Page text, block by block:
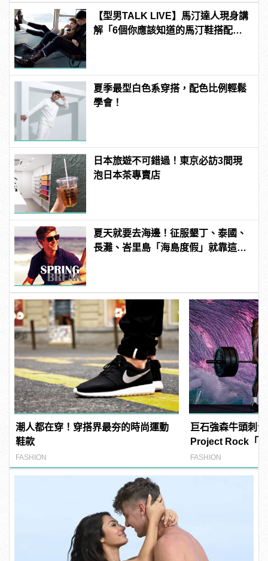
【型男TALK LIVE】馬汀達人現身講
解「6個你應該知道的馬汀鞋搭配密
夏季最型白色系穿搭，配色比例輕鬆
學會！
日本旅遊不可錯過！東京必訪3間現
泡日本茶專賣店
夏天就要去海邊！征服墾丁、泰國、
長灘、峇里島「海島度假」就靠這10
潮人都在穿！穿搭界最夯的時尚運動
鞋款
FASHION
巨石強森牛頭刺
Project Rock「
猛上架
FASHION